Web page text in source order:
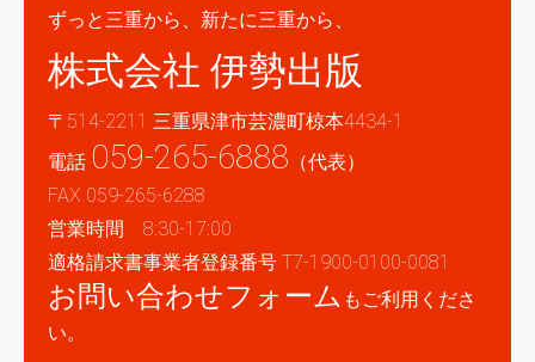
ずっと三重から、新たに三重から、
株式会社 伊勢出版
〒514-2211 三重県津市芸濃町椋本4434-1
電話 059-265-6888 （代表）
FAX 059-265-6288
営業時間 8:30-17:00
適格請求書事業者登録番号 T7-1900-0100-0081
お問い合わせフォーム もご利用くださ
い。